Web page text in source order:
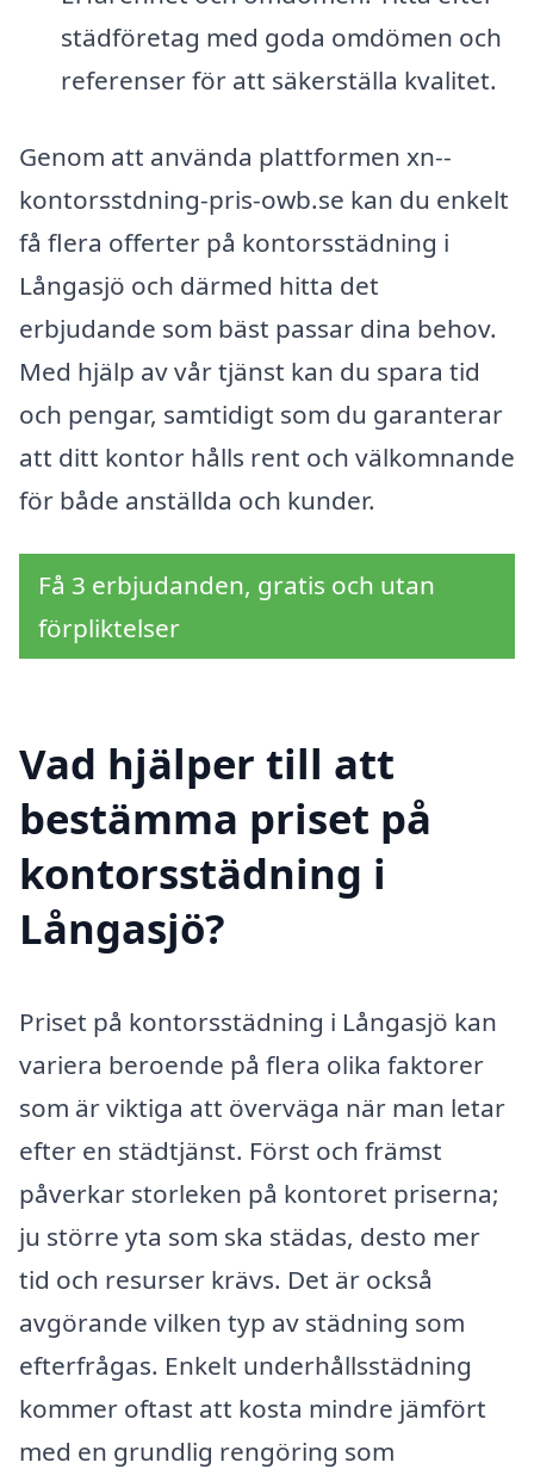
städföretag med goda omdömen och
referenser för att säkerställa kvalitet.
Genom att använda plattformen xn--
kontorsstdning-pris-owb.se kan du enkelt
få flera offerter på kontorsstädning i
Långasjö och därmed hitta det
erbjudande som bäst passar dina behov.
Med hjälp av vår tjänst kan du spara tid
och pengar, samtidigt som du garanterar
att ditt kontor hålls rent och välkomnande
för både anställda och kunder.
Få 3 erbjudanden, gratis och utan
förpliktelser
Vad hjälper till att
bestämma priset på
kontorsstädning i
Långasjö?
Priset på kontorsstädning i Långasjö kan
variera beroende på flera olika faktorer
som är viktiga att överväga när man letar
efter en städtjänst. Först och främst
påverkar storleken på kontoret priserna;
ju större yta som ska städas, desto mer
tid och resurser krävs. Det är också
avgörande vilken typ av städning som
efterfrågas. Enkelt underhållsstädning
kommer oftast att kosta mindre jämfört
med en grundlig rengöring som